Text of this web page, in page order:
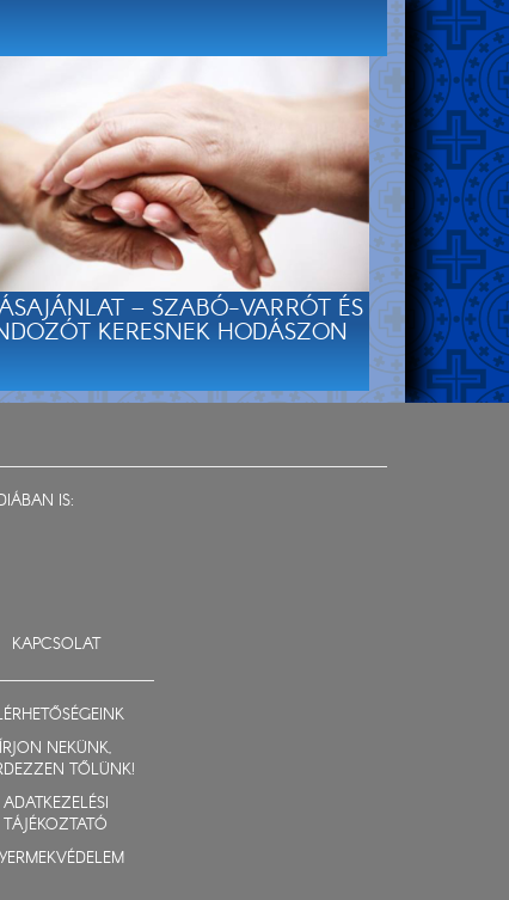
– SZABÓ-VARRÓT ÉS
KERESNEK HODÁSZON
IS:
KAPCSOLAT
ÍRJON NEKÜNK,
TŐLÜNK!
ADATKEZELÉSI
TÁJÉKOZTATÓ